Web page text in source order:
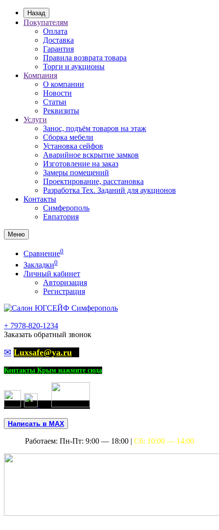
Назад
Покупателям
Оплата
Доставка
Гарантия
Правила возврата товара
Торги и аукционы
Компания
О компании
Новости
Статьи
Реквизиты
Услуги
Занос, подъём товаров на этаж
Сборка мебели
Установка сейфов
Аварийное вскрытие замков
Изготовление на заказ
Замеры помещений
Проектирование, расстановка
Разработка Тех. Заданий для аукционов
Контакты
Симферополь
Евпатория
Меню
Сравнение0
Закладки0
Личный кабинет
Авторизация
Регистрация
+ 7978-820-1234
Заказать обратный звонок
✉ Luxsafe@ya.ru
Контакты Крым нажмите сюда
Написать в MAX
Работаем: Пн-Пт: 9:00 — 18:00 | Сб: 10:00 — 14:00